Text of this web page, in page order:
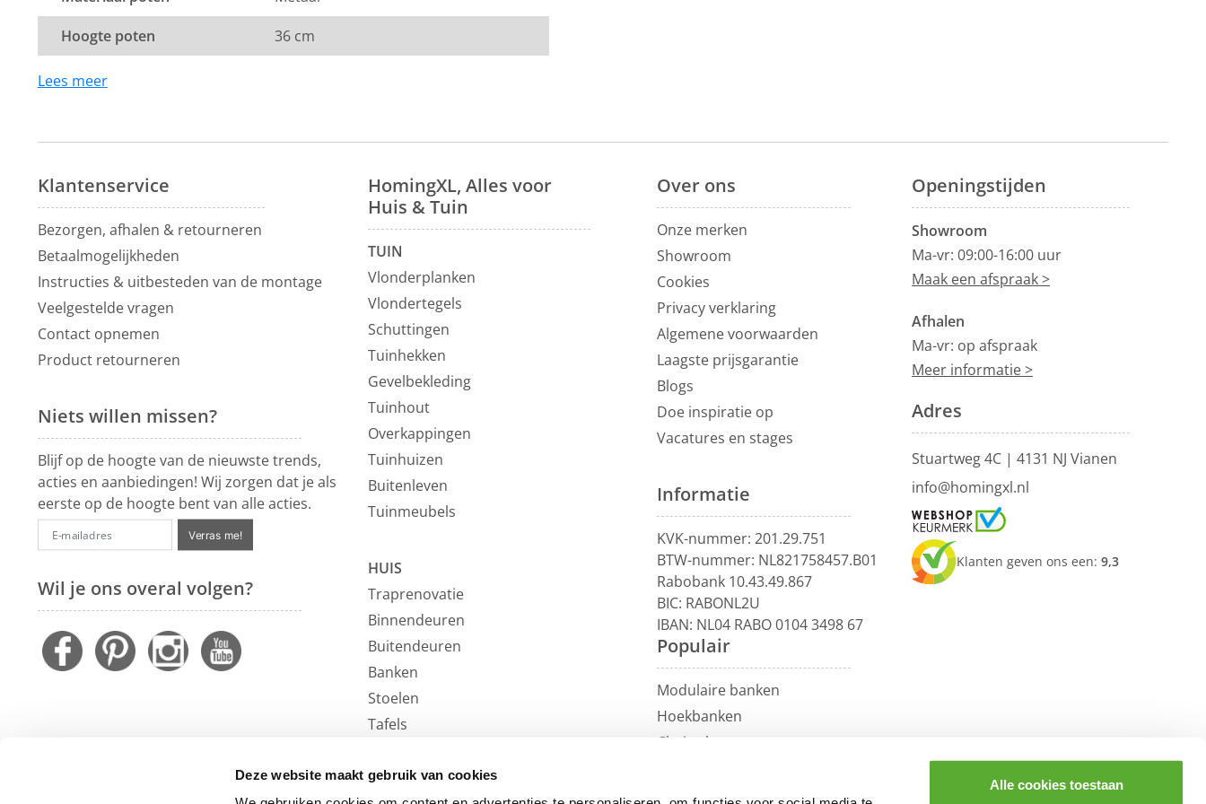
Deze website maakt gebruik van cookies
Alle cookies toestaan
Dit product valt onder de categorieeetkamerbanken recht
profiteer je altijd van de laagste prijsgarantie op al onzeeetkamerbanken.
Voor meer inspiratie kun je ook terecht in onze
Hoogte poten
36 cm
Lees meer
Klantenservice
Bezorgen, afhalen & retourneren
Betaalmogelijkheden
Instructies & uitbesteden van de montage
Veelgestelde vragen
Contact opnemen
Product retourneren
Niets willen missen?
Blijf op de hoogte van de nieuwste trends,
acties en aanbiedingen! Wij zorgen dat je als
eerste op de hoogte bent van alle acties.
Verras me!
Wil je ons overal volgen?
HomingXL, Alles voor
Huis & Tuin
TUIN
Vlonderplanken
Vlondertegels
Schuttingen
Tuinhekken
Gevelbekleding
Tuinhout
Overkappingen
Tuinhuizen
Buitenleven
Tuinmeubels
HUIS
Traprenovatie
Binnendeuren
Buitendeuren
Banken
Stoelen
Tafels
Vloeren
Over ons
Onze merken
Showroom
Cookies
Privacy verklaring
Algemene voorwaarden
Laagste prijsgarantie
Blogs
Doe inspiratie op
Vacatures en stages
Informatie
KVK-nummer: 201.29.751
BTW-nummer: NL821758457.B01
Rabobank 10.43.49.867
BIC: RABONL2U
IBAN: NL04 RABO 0104 3498 67
Populair
Modulaire banken
Hoekbanken
Chaise longue
Loungebanken
Openingstijden
Showroom
Ma-vr: 09:00-16:00 uur
Maak een afspraak >
Afhalen
Ma-vr: op afspraak
Meer informatie >
Adres
Stuartweg 4C | 4131 NJ Vianen
info@homingxl.nl
Klanten geven ons een: 9,3